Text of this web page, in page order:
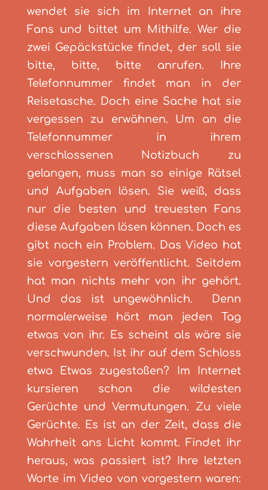
wendet sie sich im Internet an ihre
Fans und bittet um Mithilfe. Wer die
zwei Gepäckstücke findet, der soll sie
bitte, bitte, bitte anrufen. Ihre
Telefonnummer findet man in der
Reisetasche. Doch eine Sache hat sie
vergessen zu erwähnen. Um an die
Telefonnummer in ihrem
verschlossenen Notizbuch zu
gelangen, muss man so einige Rätsel
und Aufgaben lösen. Sie weiß, dass
nur die besten und treuesten Fans
diese Aufgaben lösen können. Doch es
gibt noch ein Problem. Das Video hat
sie vorgestern veröffentlicht. Seitdem
hat man nichts mehr von ihr gehört.
Und das ist ungewöhnlich. Denn
normalerweise hört man jeden Tag
etwas von ihr. Es scheint als wäre sie
verschwunden. Ist ihr auf dem Schloss
etwa Etwas zugestoßen? Im Internet
kursieren schon die wildesten
Gerüchte und Vermutungen. Zu viele
Gerüchte. Es ist an der Zeit, dass die
Wahrheit ans Licht kommt. Findet ihr
heraus, was passiert ist? Ihre letzten
Worte im Video von vorgestern waren: